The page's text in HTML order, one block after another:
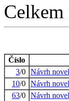
Celkem
Číslo
3/0 Návrh
10/0 Návrh
63/0 Návrh